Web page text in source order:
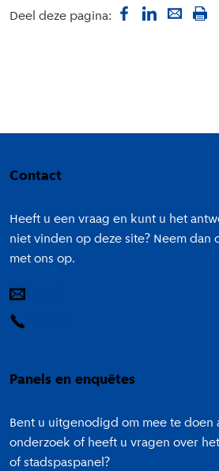
Deel deze pagina:
Contact
Heeft u een vraag en kunt u het
niet vinden op deze site? Neem dan
met ons op.
Panels en enquêtes
Bent u uitgenodigd om mee te doen
onderzoek of heeft u vragen over
of stadspaspanel?